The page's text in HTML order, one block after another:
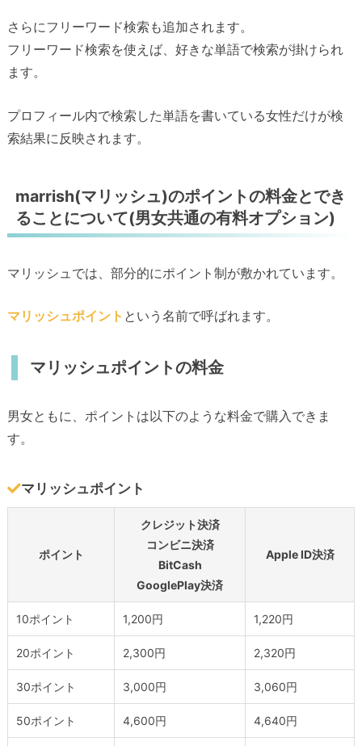
さらにフリーワード検索も追加されます。
フリーワード検索を使えば、好きな単語で検索が掛けられ
ます。
プロフィール内で検索した単語を書いている女性だけが検
索結果に反映されます。
marrish(マリッシュ)のポイントの料金とでき
ることについて(男女共通の有料オプション)
マリッシュでは、部分的にポイント制が敷かれています。
マリッシュポイント という名前で呼ばれます。
マリッシュポイントの料金
男女ともに、ポイントは以下のような料金で購入できま
す。
マリッシュポイント
ポイント
クレジット決済
コンビニ決済
BitCash
GooglePlay決済
Apple ID決済
10ポイント 1,200円 1,220円
20ポイント 2,300円 2,320円
30ポイント 3,000円 3,060円
50ポイント 4,600円 4,640円